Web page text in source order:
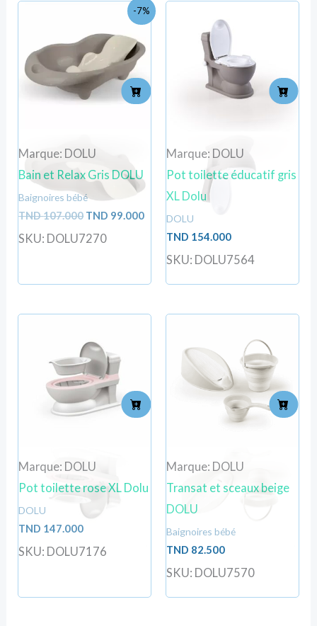
-7%
Marque: DOLU
Bain et Relax Gris DOLU
Baignoires bébé
TND107.000
initial
était :
TND
107.000.
TND 99.000
Le
prix
est :
SKU: DOLU7270
Marque: DOLU
Pot toilette éducatif gris
XL Dolu
DOLU
TND 154.000
SKU: DOLU7564
Marque: DOLU
Pot toilette rose XL Dolu
DOLU
TND 147.000
SKU: DOLU7176
Marque: DOLU
Transat et sceaux beige
DOLU
Baignoires bébé
TND 82.500
SKU: DOLU7570